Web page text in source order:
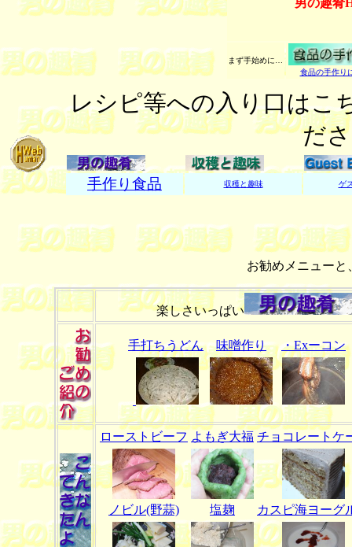
男の趣肴
まず手始めに…
食品の手作り
レシピ等への入り口は
だ
手作り食品 収穫と趣味 ゲ
お勧めメニュー
楽しさいっぱい
手打ちうどん 味噌作り ・Exーコン
ローストビーフ よもぎ大福 チョコレートケ
ノビル(野蒜) 塩麹 カスピ海ヨーグ